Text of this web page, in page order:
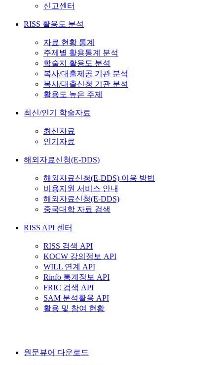
신고센터
RISS 활용도 분석
자료 현황 통계
주제별 활용통계 분석
학술지 활용도 분석
복사/대출제공 기관 분석
복사/대출신청 기관 분석
활용도 높은 주제
최신/인기 학술자료
최신자료
인기자료
해외자료신청(E-DDS)
해외자료신청(E-DDS) 이용 방법
비용지원 서비스 안내
해외자료신청(E-DDS)
중국대학 자료 검색
RISS API 센터
RISS 검색 API
KOCW 강의정보 API
WILL 연계 API
Rinfo 통계정보 API
FRIC 검색 API
SAM 분석활용 API
활용 및 참여 현황
원문뷰어 다운로드